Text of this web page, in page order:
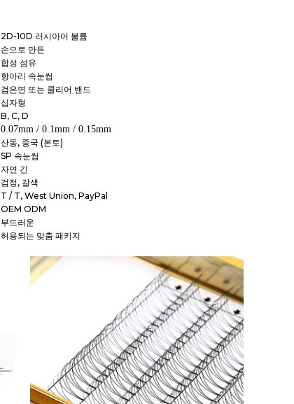
2D-10D 러시아어 볼륨
손으로 만든
합성 섬유
항아리 속눈썹
검은면 또는 클리어 밴드
십자형
B, C, D
0.07mm / 0.1mm / 0.15mm
산동, 중국 (본토)
SP 속눈썹
자연 긴
검정, 갈색
T / T, West Union, PayPal
OEM ODM
부드러운
허용되는 맞춤 패키지